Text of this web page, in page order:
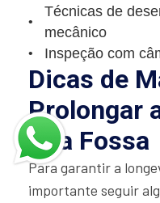
Técnicas de
mecânico
Inspeção com
Dicas de
Prolongar
Sua Fossa
Para garantir a
importante seguir